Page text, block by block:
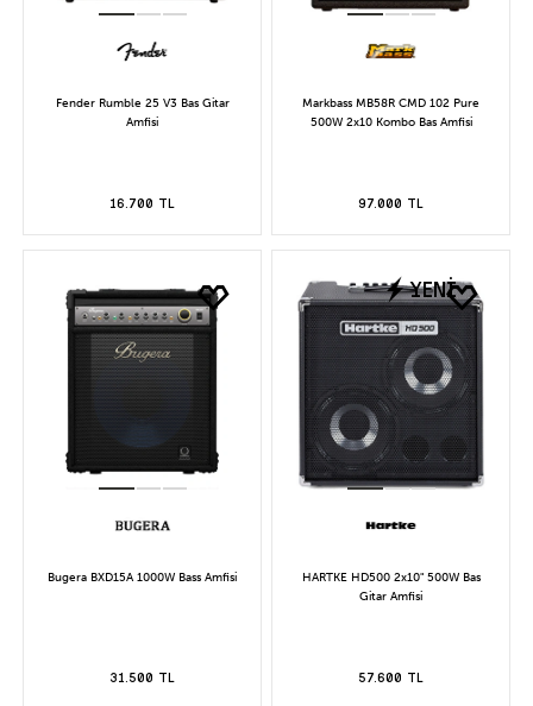
Fender Rumble 25 V3 Bas Gitar
Amfisi
16.700 TL
Markbass MB58R CMD 102 Pure
500W 2x10 Kombo Bas Amfisi
97.000 TL
Bugera BXD15A 1000W Bass Amfisi
31.500 TL
YENİ
HARTKE HD500 2x10" 500W Bas
Gitar Amfisi
57.600 TL